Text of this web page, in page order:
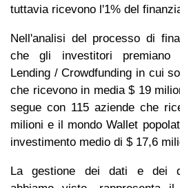
tuttavia ricevono l'1% del
Nell'analisi del processo di
che gli investitori premiano
Lending / Crowdfunding in cui
che ricevono in media $ 19
segue con 115 aziende che
milioni e il mondo Wallet
investimento medio di $ 17,6
La gestione dei dati e dei